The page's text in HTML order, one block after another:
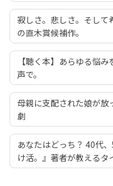
寂しさ。悲しさ。そして
の直木賞候補作。
【聴く本】あらゆる悩
声で。
母親に支配された娘が
劇
あなたはどっち？ 40代
け活。』著者が教えるタ